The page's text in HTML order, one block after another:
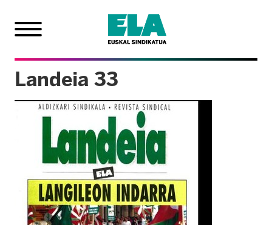
Landeia 33